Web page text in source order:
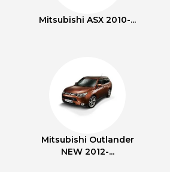
Mitsubishi ASX 2010-...
Mitsubishi Outlander
NEW 2012-...